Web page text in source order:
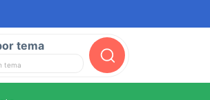
tema
Buscar